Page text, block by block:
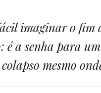
imaginar o fim
é a senha para
mesmo